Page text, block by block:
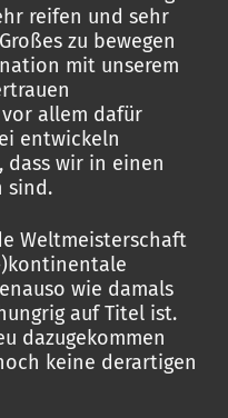
reifen und sehr
zu bewegen
mit unserem
allem dafür
entwickeln
dass wir in einen
sind.
Weltmeisterschaft
wie damals
auf Titel ist.
dazugekommen
keine derartigen